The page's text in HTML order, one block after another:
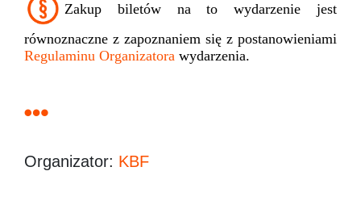
Zakup biletów na to wydarzenie jest
równoznaczne z zapoznaniem się z postanowieniami
Regulaminu Organizatora wydarzenia.
Organizator: KBF